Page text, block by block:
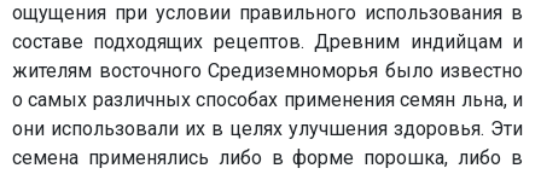
ощущения при условии правильного использования в
составе подходящих рецептов. Древним индийцам и
жителям восточного Средиземноморья было известно
о самых различных способах применения семян льна, и
они использовали их в целях улучшения здоровья. Эти
семена применялись либо в форме порошка, либо в